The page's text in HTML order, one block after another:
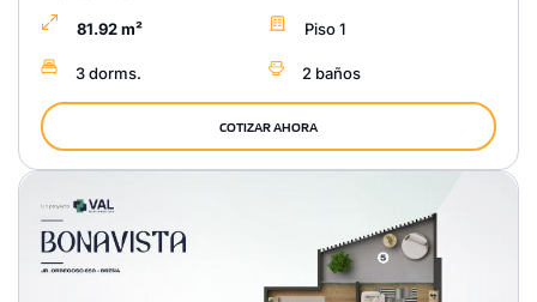
81.92 m² Piso 1
3 dorms. 2 baños
COTIZAR AHORA